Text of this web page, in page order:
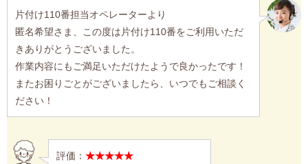
片付け110番担当オペレーターより
匿名希望さま、この度は片付け110番をご利用いただ
きありがとうございました。
作業内容にもご満足いただけたようで良かったです！
またお困りごとがございましたら、いつでもご相談く
ださい！
評価： ★★★★★